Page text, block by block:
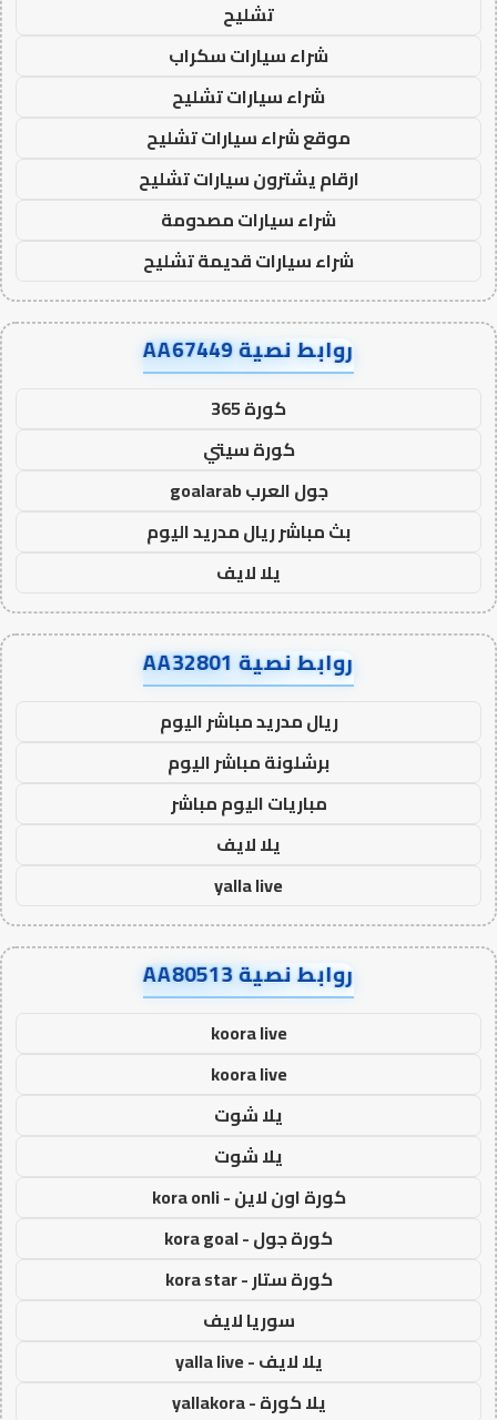
تشليح
شراء سيارات سكراب
شراء سيارات تشليح
موقع شراء سيارات تشليح
ارقام يشترون سيارات تشليح
شراء سيارات مصدومة
شراء سيارات قديمة تشليح
روابط نصية AA67449
كورة 365
كورة سيتي
جول العرب goalarab
بث مباشر ريال مدريد اليوم
يلا لايف
روابط نصية AA32801
ريال مدريد مباشر اليوم
برشلونة مباشر اليوم
مباريات اليوم مباشر
يلا لايف
yalla live
روابط نصية AA80513
koora live
koora live
يلا شوت
يلا شوت
كورة اون لاين - kora onli
كورة جول - kora goal
كورة ستار - kora star
سوريا لايف
يلا لايف - yalla live
يلا كورة - yallakora